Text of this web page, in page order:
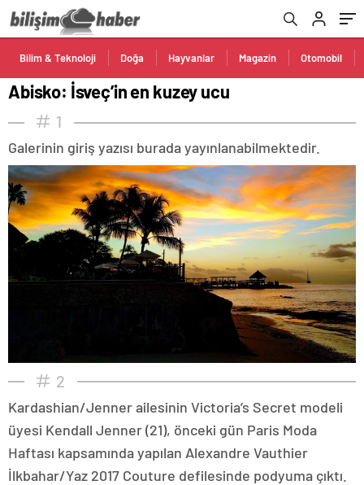
Bilim & Teknoloji Doğa Hayvanlar Magazin Otomobil
Abisko: İsveç’in en kuzey ucu
1
Galerinin giriş yazısı burada yayınlanabilmektedir.
2
Kardashian/Jenner ailesinin Victoria’s Secret modeli
üyesi Kendall Jenner (21), önceki gün Paris Moda
Haftası kapsamında yapılan Alexandre Vauthier
İlkbahar/Yaz 2017 Couture defilesinde podyuma çıktı.